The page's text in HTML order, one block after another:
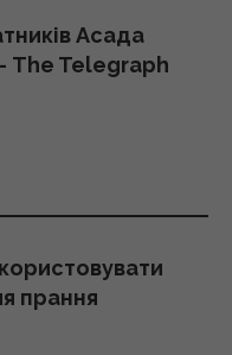
Асада
The Telegraph
можуть
Times
програми,
із Windows
прання